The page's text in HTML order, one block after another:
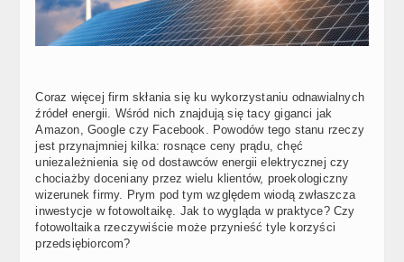
Coraz więcej firm skłania się ku wykorzystaniu odnawialnych
źródeł energii. Wśród nich znajdują się tacy giganci jak
Amazon, Google czy Facebook. Powodów tego stanu rzeczy
jest przynajmniej kilka: rosnące ceny prądu, chęć
uniezależnienia się od dostawców energii elektrycznej czy
chociażby doceniany przez wielu klientów, proekologiczny
wizerunek firmy. Prym pod tym względem wiodą zwłaszcza
inwestycje w fotowoltaikę. Jak to wygląda w praktyce? Czy
fotowoltaika rzeczywiście może przynieść tyle korzyści
przedsiębiorcom?